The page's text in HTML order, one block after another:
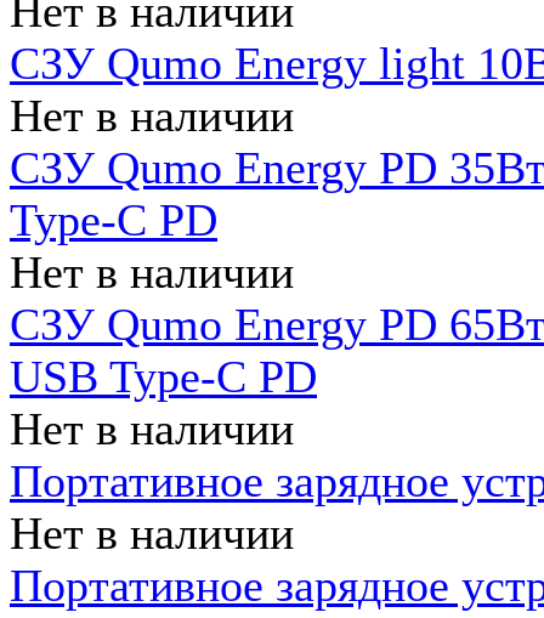
Нет в наличии
СЗУ Qumo Energy light
Нет в наличии
СЗУ Qumo Energy PD
Type-C PD
Нет в наличии
СЗУ Qumo Energy PD
USB Type-C PD
Нет в наличии
Портативное зарядное
Нет в наличии
Портативное зарядное